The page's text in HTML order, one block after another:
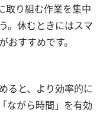
取り組む作業を集中
。休むときにはスマ
すすめです。
ると、より効率的に
ながら時間」を有効